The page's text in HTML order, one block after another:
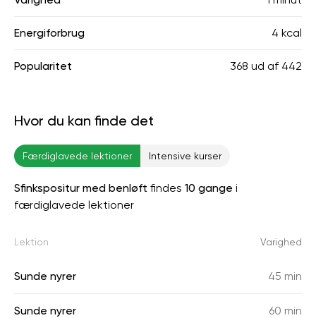
Energiforbrug 4 kcal
Popularitet 368 ud af 442
Hvor du kan finde det
Færdiglavede lektioner Intensive kurser
Sfinkspositur med benløft findes 10 gange i
færdiglavede lektioner
Lektion Varighed
Sunde nyrer 45 min
Sunde nyrer 60 min